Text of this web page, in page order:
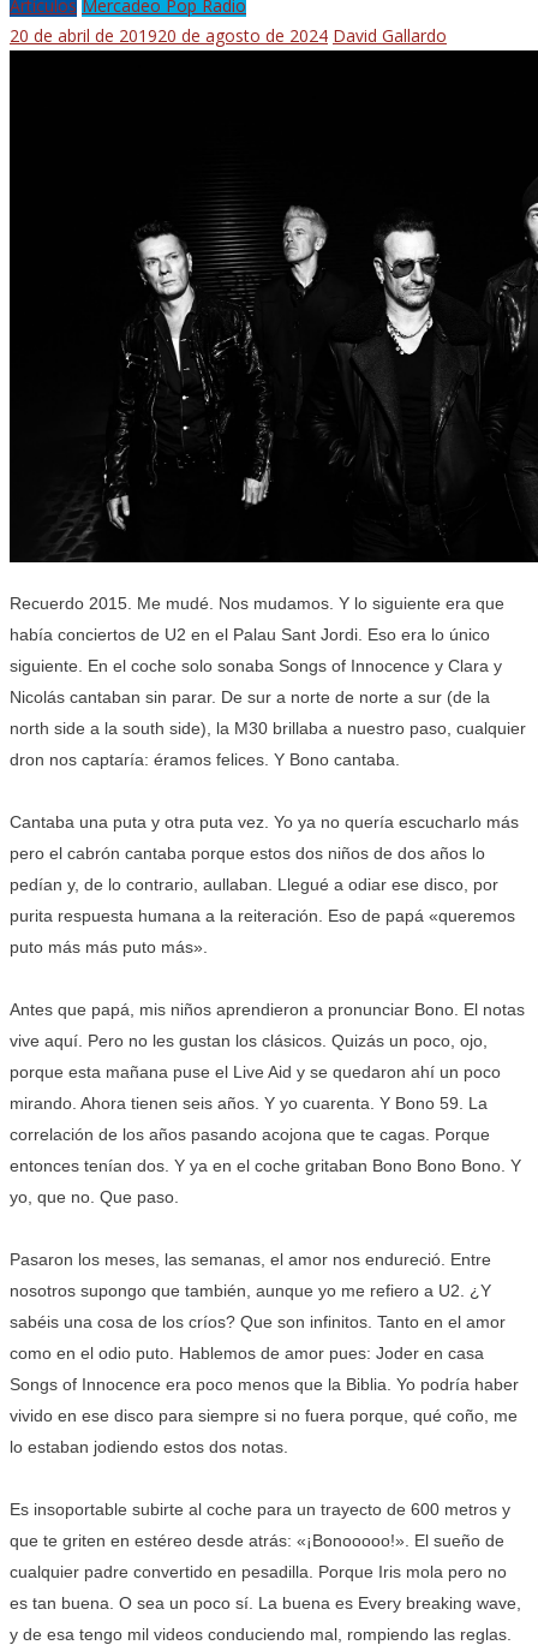
Artículos Mercadeo Pop Radio
20 de abril de 201920 de agosto de 2024 David Gallardo
Recuerdo 2015. Me mudé. Nos mudamos. Y lo siguiente era que
había conciertos de U2 en el Palau Sant Jordi. Eso era lo único
siguiente. En el coche solo sonaba Songs of Innocence y Clara y
Nicolás cantaban sin parar. De sur a norte de norte a sur (de la
north side a la south side), la M30 brillaba a nuestro paso, cualquier
dron nos captaría: éramos felices. Y Bono cantaba.
Cantaba una puta y otra puta vez. Yo ya no quería escucharlo más
pero el cabrón cantaba porque estos dos niños de dos años lo
pedían y, de lo contrario, aullaban. Llegué a odiar ese disco, por
purita respuesta humana a la reiteración. Eso de papá «queremos
puto más más puto más».
Antes que papá, mis niños aprendieron a pronunciar Bono. El notas
vive aquí. Pero no les gustan los clásicos. Quizás un poco, ojo,
porque esta mañana puse el Live Aid y se quedaron ahí un poco
mirando. Ahora tienen seis años. Y yo cuarenta. Y Bono 59. La
correlación de los años pasando acojona que te cagas. Porque
entonces tenían dos. Y ya en el coche gritaban Bono Bono Bono. Y
yo, que no. Que paso.
Pasaron los meses, las semanas, el amor nos endureció. Entre
nosotros supongo que también, aunque yo me refiero a U2. ¿Y
sabéis una cosa de los críos? Que son infinitos. Tanto en el amor
como en el odio puto. Hablemos de amor pues: Joder en casa
Songs of Innocence era poco menos que la Biblia. Yo podría haber
vivido en ese disco para siempre si no fuera porque, qué coño, me
lo estaban jodiendo estos dos notas.
Es insoportable subirte al coche para un trayecto de 600 metros y
que te griten en estéreo desde atrás: «¡Bonooooo!». El sueño de
cualquier padre convertido en pesadilla. Porque Iris mola pero no
es tan buena. O sea un poco sí. La buena es Every breaking wave,
y de esa tengo mil videos conduciendo mal, rompiendo las reglas.